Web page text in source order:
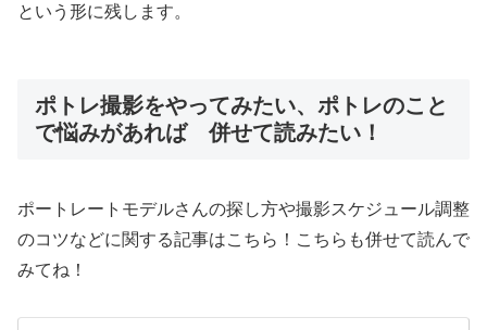
という形に残します。
ポトレ撮影をやってみたい、ポトレのこと
で悩みがあれば 併せて読みたい！
ポートレートモデルさんの探し方や撮影スケジュール調整
のコツなどに関する記事はこちら！こちらも併せて読んで
みてね！